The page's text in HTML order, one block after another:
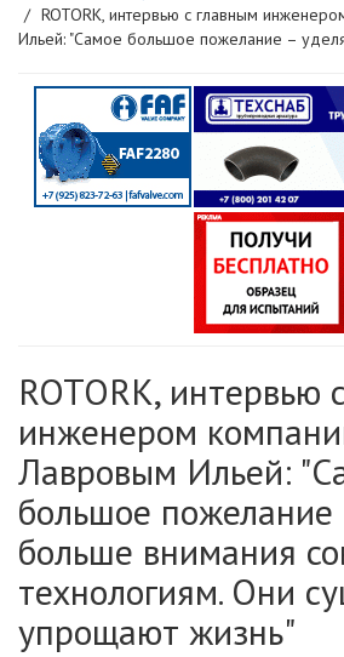
ROTORK, интервью с главным
Ильей: "Самое большое пожелание –
ROTORK, интервью
инженером
Лавровым Ильей:
большое пожелание
больше внимания
технологиям. Они
упрощают жизнь"